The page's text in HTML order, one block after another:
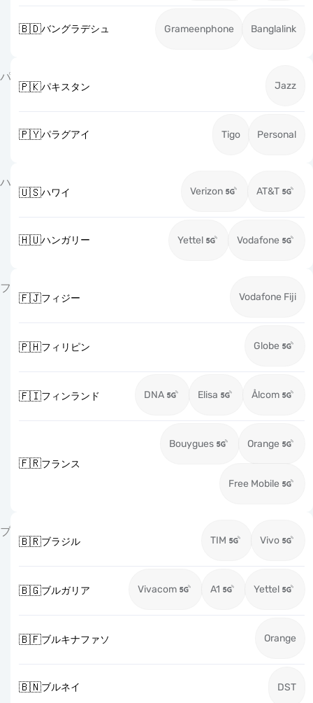
🇧🇩バングラデシュ Grameenphone Banglalink
パ
🇵🇰パキスタン Jazz
🇵🇾パラグアイ Tigo Personal
ハ
🇺🇸ハワイ Verizon AT&T
🇭🇺ハンガリー Yettel Vodafone
フ
🇫🇯フィジー Vodafone Fiji
🇵🇭フィリピン Globe
🇫🇮フィンランド DNA Elisa Ålcom
🇫🇷フランス
Bouygues Orange
Free Mobile
ブ
🇧🇷ブラジル TIM Vivo
🇧🇬ブルガリア Vivacom A1 Yettel
🇧🇫ブルキナファソ Orange
🇧🇳ブルネイ DST